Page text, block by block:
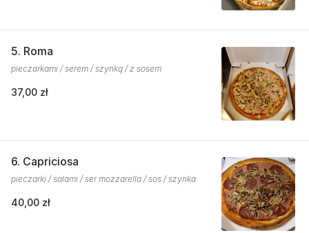
5. Roma
pieczarkami / serem / szynką / z sosem
37,00 zł
6. Capriciosa
pieczarki / salami / ser mozzarella / sos / szynka
40,00 zł